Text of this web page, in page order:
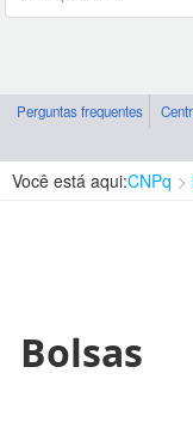
Perguntas frequentes
Você está aqui:CNPq
Bolsas